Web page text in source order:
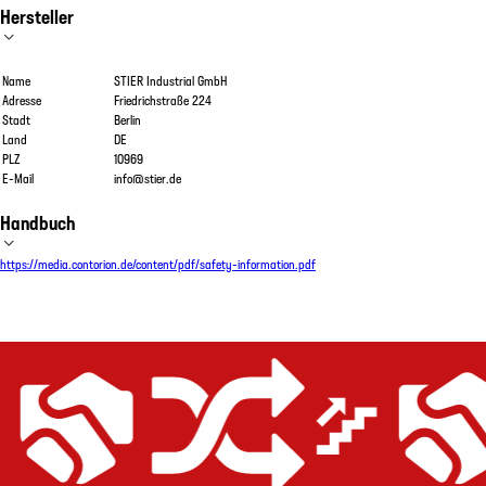
Hersteller
Name
STIER Industrial GmbH
Adresse
Friedrichstraße 224
Stadt
Berlin
Land
DE
PLZ
10969
E-Mail
info@stier.de
Handbuch
https://media.contorion.de/content/pdf/safety-information.pdf